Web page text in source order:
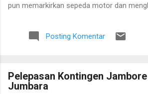
pun memarkirkan sepeda motor dan
proses pengolahan rotan hingga menjadi
anyaman. Di tangan masyarakat
ekonomi. Bapak tersebut bercerita bahwa
dibersihkannya berasal dari kebun karet
Posting Komentar
Pelepasan Kontingen
Jumbara